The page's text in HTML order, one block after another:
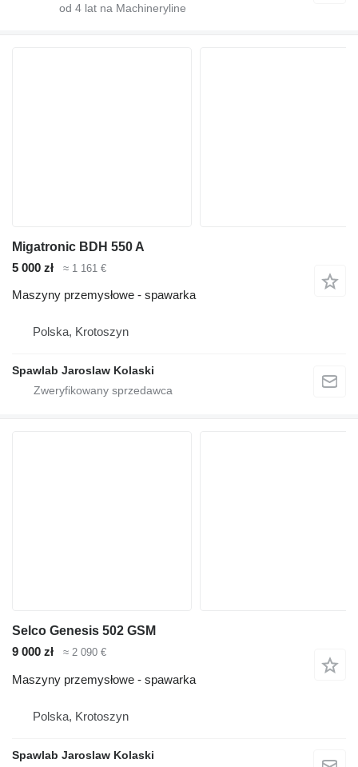
od 4 lat na Machineryline
Migatronic BDH 550 A
5 000 zł
≈ 1 161 €
Maszyny przemysłowe - spawarka
Polska, Krotoszyn
Spawlab Jaroslaw Kolaski
Selco Genesis 502 GSM
9 000 zł
≈ 2 090 €
Maszyny przemysłowe - spawarka
Polska, Krotoszyn
Spawlab Jaroslaw Kolaski